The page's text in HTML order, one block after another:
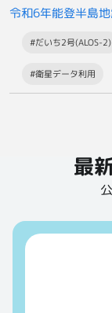
令和6年能登半島
#だいち2号(ALOS-2)
#衛星データ利用
最